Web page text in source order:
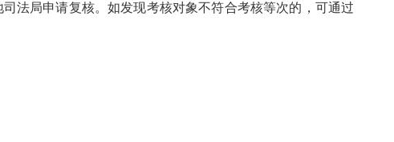
法局申请复核。如发现考核对象不符合考核等次的，可通过